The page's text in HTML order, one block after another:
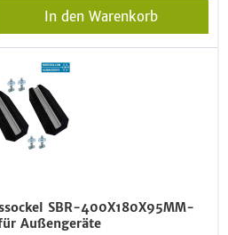
In den Warenkorb
SBR-400X180X95MM-
Außengeräte